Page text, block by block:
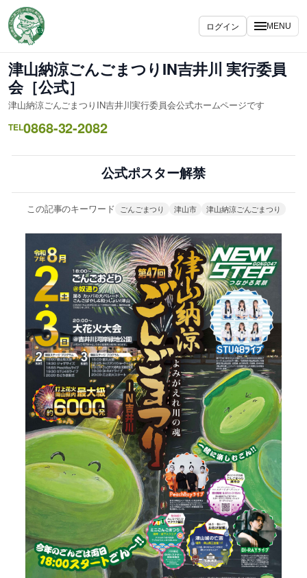
容
を
ス
キ
ッ
プ
ログイン MENU
津山納涼ごんごまつりIN吉井川 実行委員
会［公式］
津山納涼ごんごまつりIN吉井川実行委員会公式ホームページです
TEL0868-32-2082
公式ポスター解禁
この記事のキーワード ごんごまつり 津山市 津山納涼ごんごまつり